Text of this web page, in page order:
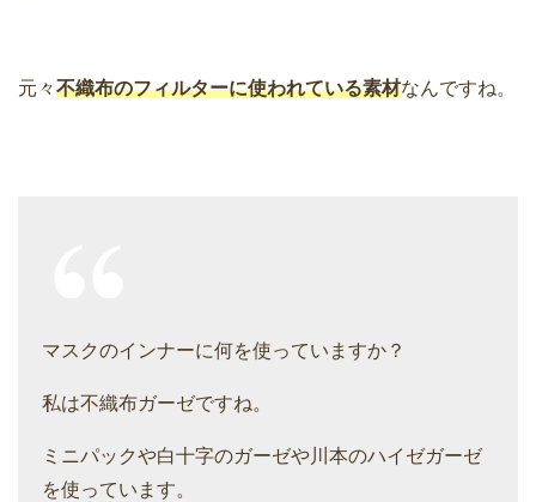
元々不織布のフィルターに使われている素材なんですね。
マスクのインナーに何を使っていますか？
私は不織布ガーゼですね。
ミニパックや白十字のガーゼや川本のハイゼガーゼ
を使っています。